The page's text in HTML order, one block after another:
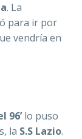
. La
para ir por
vendría en
96’lo puso
la S.S Lazio.